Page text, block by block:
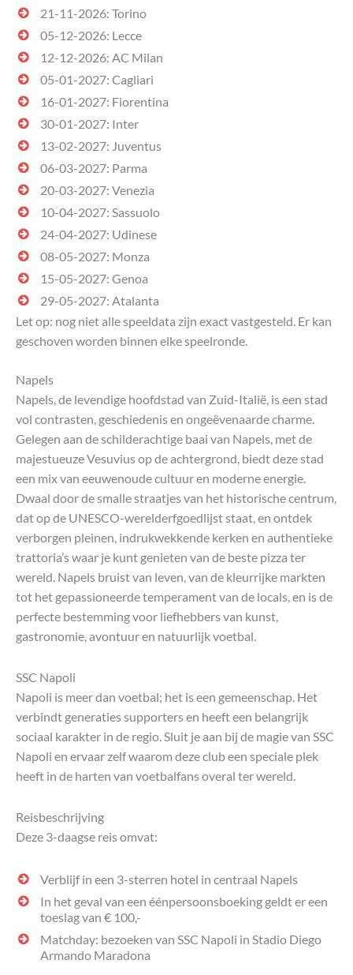
21-11-2026: Torino
05-12-2026: Lecce
12-12-2026: AC Milan
05-01-2027: Cagliari
16-01-2027: Fiorentina
30-01-2027: Inter
13-02-2027: Juventus
06-03-2027: Parma
20-03-2027: Venezia
10-04-2027: Sassuolo
24-04-2027: Udinese
08-05-2027: Monza
15-05-2027: Genoa
29-05-2027: Atalanta
Let op: nog niet alle speeldata zijn exact vastgesteld. Er kan
geschoven worden binnen elke speelronde.
Napels
Napels, de levendige hoofdstad van Zuid-Italië, is een stad
vol contrasten, geschiedenis en ongeëvenaarde charme.
Gelegen aan de schilderachtige baai van Napels, met de
majestueuze Vesuvius op de achtergrond, biedt deze stad
een mix van eeuwenoude cultuur en moderne energie.
Dwaal door de smalle straatjes van het historische centrum,
dat op de UNESCO-werelderfgoedlijst staat, en ontdek
verborgen pleinen, indrukwekkende kerken en authentieke
trattoria’s waar je kunt genieten van de beste pizza ter
wereld. Napels bruist van leven, van de kleurrijke markten
tot het gepassioneerde temperament van de locals, en is de
perfecte bestemming voor liefhebbers van kunst,
gastronomie, avontuur en natuurlijk voetbal.
SSC Napoli
Napoli is meer dan voetbal; het is een gemeenschap. Het
verbindt generaties supporters en heeft een belangrijk
sociaal karakter in de regio. Sluit je aan bij de magie van SSC
Napoli en ervaar zelf waarom deze club een speciale plek
heeft in de harten van voetbalfans overal ter wereld.
Reisbeschrijving
Deze 3-daagse reis omvat:
Verblijf in een 3-sterren hotel in centraal Napels
In het geval van een éénpersoonsboeking geldt er een
toeslag van € 100,-
Matchday: bezoeken van SSC Napoli in Stadio Diego
Armando Maradona